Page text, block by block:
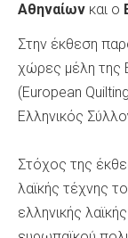
Αθηναίων και ο
Στην έκθεση
χώρες μέλη της
(European
Ελληνικός
Στόχος της
λαϊκής τέχνης
ελληνικής